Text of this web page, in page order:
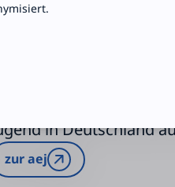
Die
in Deutschland e.V. (aej)
Dachorganisation die
in Deutschland
zur aej